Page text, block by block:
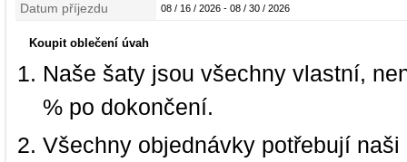
Datum příjezdu 08 / 16 / 2026 - 08 / 30 / 2026
Koupit oblečení úvah
Naše šaty jsou všechny vlastní,
% po dokončení.
Všechny objednávky potřebují